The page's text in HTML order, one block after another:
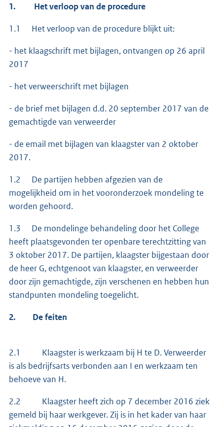
1. Het verloop van de procedure
1.1 Het verloop van de procedure blijkt uit:
- het klaagschrift met bijlagen, ontvangen op 26 april
2017
- het verweerschrift met bijlagen
- de brief met bijlagen d.d. 20 september 2017 van de
gemachtigde van verweerder
- de email met bijlagen van klaagster van 2 oktober
2017.
1.2 De partijen hebben afgezien van de
mogelijkheid om in het vooronderzoek mondeling te
worden gehoord.
1.3 De mondelinge behandeling door het College
heeft plaatsgevonden ter openbare terechtzitting van
3 oktober 2017. De partijen, klaagster bijgestaan door
de heer G, echtgenoot van klaagster, en verweerder
door zijn gemachtigde, zijn verschenen en hebben hun
standpunten mondeling toegelicht.
2. De feiten
2.1 Klaagster is werkzaam bij H te D. Verweerder
is als bedrijfsarts verbonden aan I en werkzaam ten
behoeve van H.
2.2 Klaagster heeft zich op 7 december 2016 ziek
gemeld bij haar werkgever. Zij is in het kader van haar